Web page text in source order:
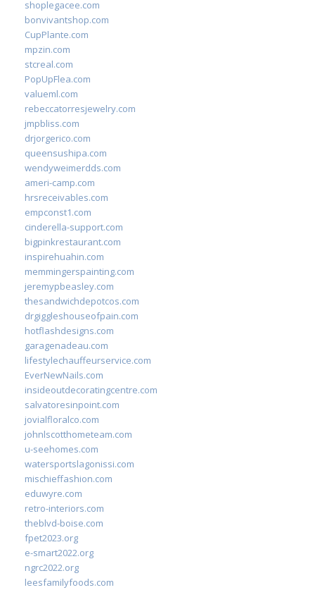
shoplegacee.com
bonvivantshop.com
CupPlante.com
mpzin.com
stcreal.com
PopUpFlea.com
valueml.com
rebeccatorresjewelry.com
jmpbliss.com
drjorgerico.com
queensushipa.com
wendyweimerdds.com
ameri-camp.com
hrsreceivables.com
empconst1.com
cinderella-support.com
bigpinkrestaurant.com
inspirehuahin.com
memmingerspainting.com
jeremypbeasley.com
thesandwichdepotcos.com
drgiggleshouseofpain.com
hotflashdesigns.com
garagenadeau.com
lifestylechauffeurservice.com
EverNewNails.com
insideoutdecoratingcentre.com
salvatoresinpoint.com
jovialfloralco.com
johnlscotthometeam.com
u-seehomes.com
watersportslagonissi.com
mischieffashion.com
eduwyre.com
retro-interiors.com
theblvd-boise.com
fpet2023.org
e-smart2022.org
ngrc2022.org
leesfamilyfoods.com